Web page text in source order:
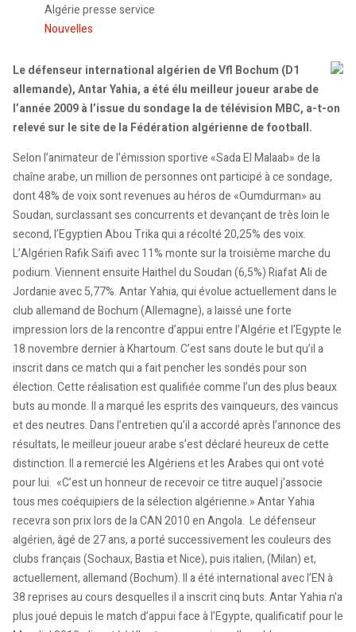
Algérie presse service
Nouvelles
Le défenseur international algérien de Vfl Bochum (D1
allemande), Antar Yahia, a été élu meilleur joueur arabe de
l’année 2009 à l’issue du sondage la de télévision MBC, a-t-on
relevé sur le site de la Fédération algérienne de football.
Selon l’animateur de l’émission sportive «Sada El Malaab» de la
chaîne arabe, un million de personnes ont participé à ce sondage,
dont 48% de voix sont revenues au héros de «Oumdurman» au
Soudan, surclassant ses concurrents et devançant de très loin le
second, l’Egyptien Abou Trika qui a récolté 20,25% des voix.
L’Algérien Rafik Saïfi avec 11% monte sur la troisième marche du
podium. Viennent ensuite Haithel du Soudan (6,5%) Riafat Ali de
Jordanie avec 5,77%. Antar Yahia, qui évolue actuellement dans le
club allemand de Bochum (Allemagne), a laissé une forte
impression lors de la rencontre d’appui entre l’Algérie et l’Egypte le
18 novembre dernier à Khartoum. C’est sans doute le but qu’il a
inscrit dans ce match qui a fait pencher les sondés pour son
élection. Cette réalisation est qualifiée comme l’un des plus beaux
buts au monde. Il a marqué les esprits des vainqueurs, des vaincus
et des neutres. Dans l’entretien qu’il a accordé après l’annonce des
résultats, le meilleur joueur arabe s’est déclaré heureux de cette
distinction. Il a remercié les Algériens et les Arabes qui ont voté
pour lui. «C’est un honneur de recevoir ce titre auquel j’associe
tous mes coéquipiers de la sélection algérienne.» Antar Yahia
recevra son prix lors de la CAN 2010 en Angola. Le défenseur
algérien, âgé de 27 ans, a porté successivement les couleurs des
clubs français (Sochaux, Bastia et Nice), puis italien, (Milan) et,
actuellement, allemand (Bochum). Il a été international avec l’EN à
38 reprises au cours desquelles il a inscrit cinq buts. Antar Yahia n’a
plus joué depuis le match d’appui face à l’Egypte, qualificatif pour le